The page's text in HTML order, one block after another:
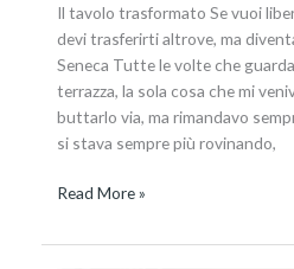
Il tavolo trasformato Se vuoi
devi trasferirti altrove, ma
Seneca Tutte le volte che
terrazza, la sola cosa che mi
buttarlo via, ma rimandavo
si stava sempre più rovinando,
Read More »